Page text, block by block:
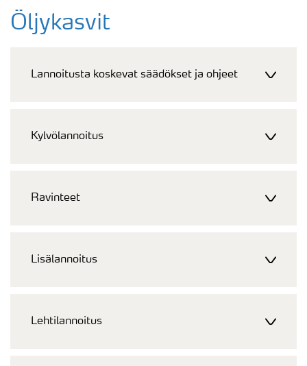
Öljykasvit
Lannoitusta koskevat säädökset ja ohjeet
Kylvölannoitus
Ravinteet
Lisälannoitus
Lehtilannoitus